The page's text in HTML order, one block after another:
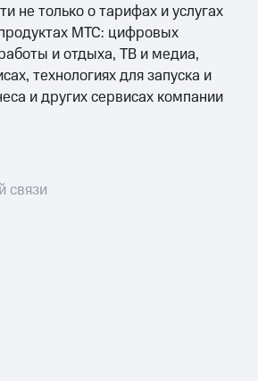
не только о тарифах и услугах
МТС: цифровых
и отдыха, ТВ и медиа,
технологиях для запуска и
и других сервисах компании
связи